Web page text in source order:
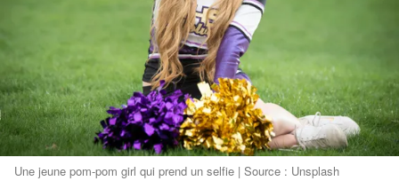
Une jeune pom-pom girl qui prend un selfie | Source : Unsplash